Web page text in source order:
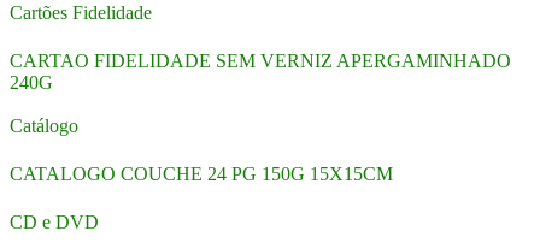
Cartões Fidelidade
CARTAO FIDELIDADE SEM VERNIZ APERGAMINHADO
240G
Catálogo
CATALOGO COUCHE 24 PG 150G 15X15CM
CD e DVD